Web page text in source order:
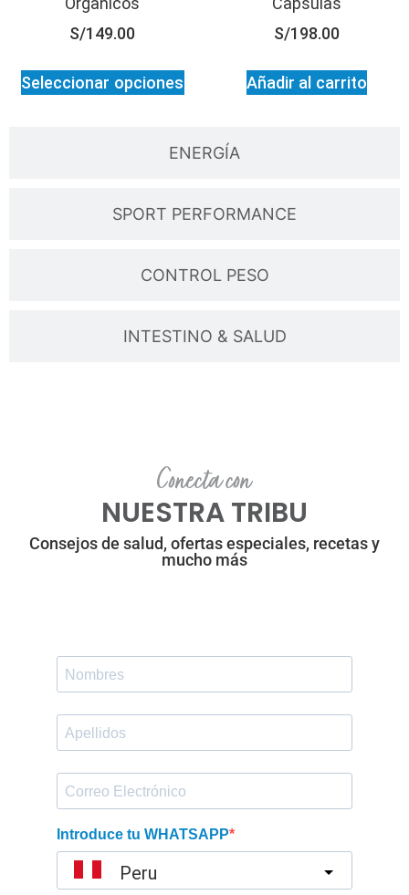
ENERGÍA
SPORT PERFORMANCE
CONTROL PESO
INTESTINO & SALUD
S/149.00
Seleccionar opciones
S/198.00
Añadir al carrito
Conecta con
NUESTRA TRIBU
Consejos de salud, ofertas especiales, recetas y
mucho más
Introduce tu WHATSAPP
Peru